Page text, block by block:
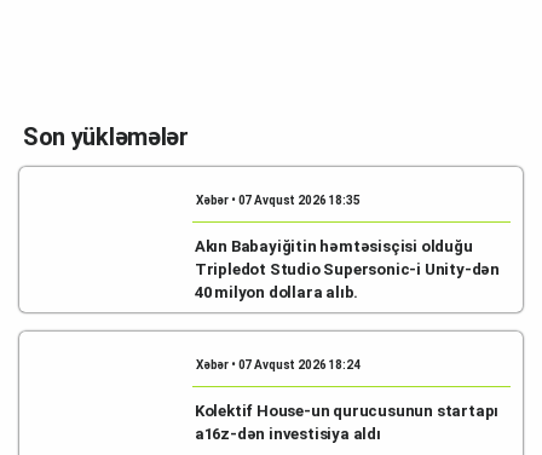
Son yükləmələr
Xəbər • 07 Avqust 2026 18:35
Akın Babayiğitin həmtəsisçisi olduğu
Tripledot Studio Supersonic-i Unity-dən
40 milyon dollara alıb.
Xəbər • 07 Avqust 2026 18:24
Kolektif House-un qurucusunun startapı
a16z-dən investisiya aldı